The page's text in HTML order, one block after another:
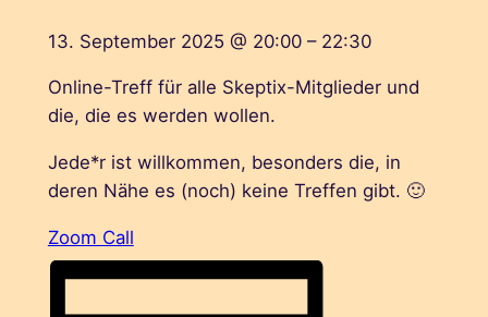
13. September 2025 @ 20:00 – 22:30
Online-Treff für alle Skeptix-Mitglieder und
die, die es werden wollen.
Jede*r ist willkommen, besonders die, in
deren Nähe es (noch) keine Treffen gibt. 🙂
Zoom Call